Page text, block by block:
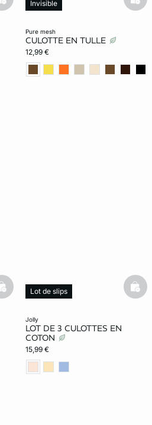
basketfull
pure mesh
CULOTTE EN TULLE
12,99 €
Invisible
basketfull
jolly
LOT DE 3 CULOTTES EN
COTON
15,99 €
Lot de slips